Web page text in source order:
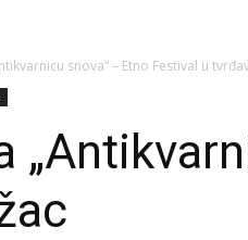
snova“ – Etno Festival u